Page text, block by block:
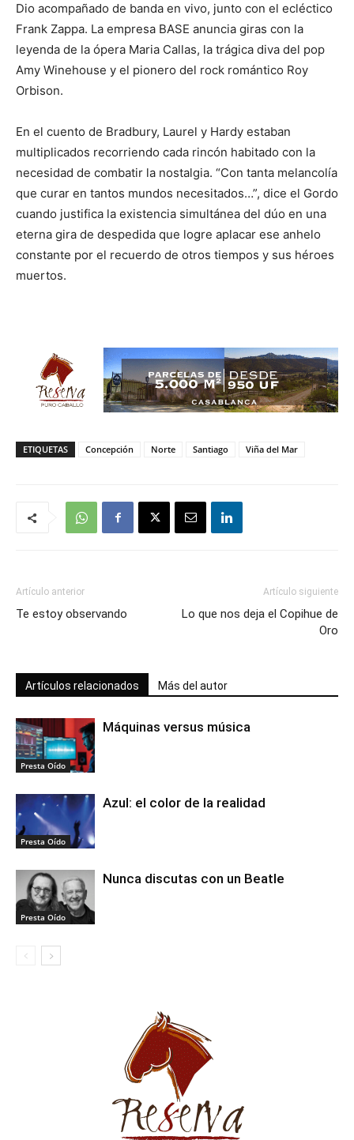
Dio acompañado de banda en vivo, junto con el ecléctico
Frank Zappa. La empresa BASE anuncia giras con la
leyenda de la ópera Maria Callas, la trágica diva del pop
Amy Winehouse y el pionero del rock romántico Roy
Orbison.
En el cuento de Bradbury, Laurel y Hardy estaban
multiplicados recorriendo cada rincón habitado con la
necesidad de combatir la nostalgia. “Con tanta melancolía
que curar en tantos mundos necesitados…”, dice el Gordo
cuando justifica la existencia simultánea del dúo en una
eterna gira de despedida que logre aplacar ese anhelo
constante por el recuerdo de otros tiempos y sus héroes
muertos.
ETIQUETAS Concepción Norte Santiago Viña del Mar
Artículo anterior
Te estoy observando
Artículo siguiente
Lo que nos deja el Copihue de
Oro
Artículos relacionados Más del autor
Presta Oído
Máquinas versus música
Presta Oído
Azul: el color de la realidad
Presta Oído
Nunca discutas con un Beatle